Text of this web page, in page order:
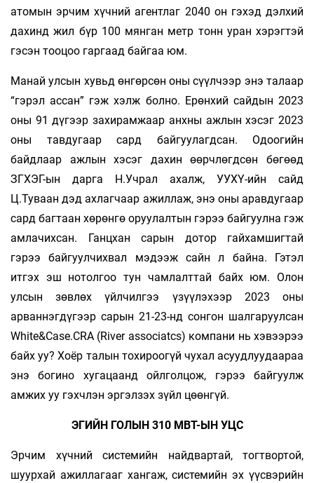
атомын эрчим хүчний агентлаг 2040 он гэхэд дэлхий
дахинд жил бүр 100 мянган метр тонн уран хэрэгтэй
гэсэн тооцоо гаргаад байгаа юм.
Манай улсын хувьд өнгөрсөн оны сүүлчээр энэ талаар
“гэрэл ассан” гэж хэлж болно. Ерөнхий сайдын 2023
оны 91 дүгээр захирамжаар анхны ажлын хэсэг 2023
оны тавдугаар сард байгуулагдсан. Одоогийн
байдлаар ажлын хэсэг дахин өөрчлөгдсөн бөгөөд
ЗГХЭГ-ын дарга Н.Учрал ахалж, УУХҮ-ийн сайд
Ц.Туваан дэд ахлагчаар ажиллаж, энэ оны аравдугаар
сард багтаан хөрөнгө оруулалтын гэрээ байгуулна гэж
амлачихсан. Ганцхан сарын дотор гайхамшигтай
гэрээ байгуулчихвал мэдээж сайн л байна. Гэтэл
итгэх эш нотолгоо тун чамлалттай байх юм. Олон
улсын зөвлөх үйлчилгээ үзүүлэхээр 2023 оны
арваннэгдүгээр сарын 21-23-нд сонгон шалгаруулсан
White&Case.CRA (River associatcs) компани нь хэвээрээ
байх уу? Хоёр талын тохироогүй чухал асуудлуудаараа
энэ богино хугацаанд ойлголцож, гэрээ байгуулж
амжих уу гэхчлэн эргэлзэх зүйл цөөнгүй.
ЭГИЙН ГОЛЫН 310 МВТ-ЫН УЦС
Эрчим хүчний системийн найдвартай, тогтвортой,
шуурхай ажиллагааг хангаж, системийн эх үүсвэрийн